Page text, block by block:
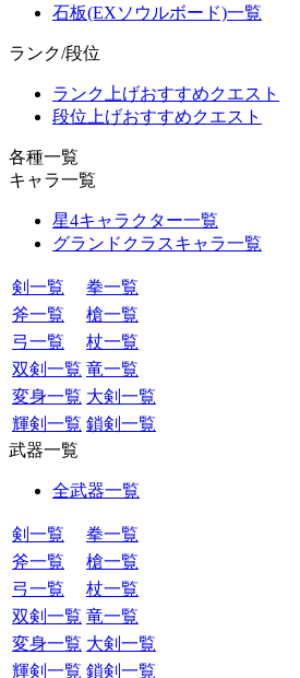
石板(EXソウルボード)一覧
ランク/段位
ランク上げおすすめクエスト
段位上げおすすめクエスト
各種一覧
キャラ一覧
星4キャラクター一覧
グランドクラスキャラ一覧
剣一覧
拳一覧
斧一覧
槍一覧
弓一覧
杖一覧
双剣一覧 竜一覧
変身一覧 大剣一覧
輝剣一覧 鎖剣一覧
武器一覧
全武器一覧
剣一覧
拳一覧
斧一覧
槍一覧
弓一覧
杖一覧
双剣一覧 竜一覧
変身一覧 大剣一覧
輝剣一覧 鎖剣一覧